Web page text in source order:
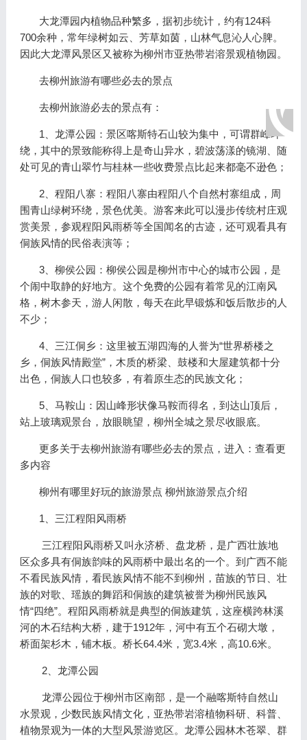
大龙潭园内植物品种繁多，据初步统计，约有124科
700余种，常年绿树如云、芳草如茵，山林气息沁人心脾。
因此大龙潭风景区又被称为柳州市亚热带岩溶景观植物园。
去柳州旅游有哪些必去的景点
去柳州旅游必去的景点有：
1、龙潭公园：景区喀斯特石山较为集中，可谓群峰环
绕，其中的景致能称得上是奇山异水，碧波荡漾的镜湖、随
处可见的青山翠竹与桂林一些收费景点比起来都毫不逊色；
2、程阳八寨：程阳八寨由程阳八个自然村寨组成，周
围青山绿树环绕，景色优美。游客来此可以漫步传统村庄观
赏美景，参观程阳风雨桥等全国闻名的古迹，还可观看具有
侗族风情的民俗表演等；
3、柳侯公园：柳侯公园是柳州市中心的城市公园，是
个闹中取静的好地方。这个免费的公园有着常见的江南风
格，树木参天，游人闲散，每天在此早锻炼和饭后散步的人
不少；
4、三江侗乡：这里被五湖四海的人誉为“世界桥楼之
乡，侗族风情殿堂”，木质的桥梁、鼓楼和大屋建筑都十分
出色，侗族人口也较多，有着原生态的民族文化；
5、马鞍山：因山峰形状像马鞍而得名，到达山顶后，
站上玻璃观景台，放眼眺望，柳州全城之景尽收眼底。
更多关于去柳州旅游有哪些必去的景点，进入：查看更
多内容
柳州有哪里好玩的旅游景点 柳州旅游景点介绍
1、三江程阳风雨桥
三江程阳风雨桥又叫永济桥、盘龙桥，是广西壮族地
区众多具有侗族韵味的风雨桥中最出名的一个。到广西不能
不看民族风情，看民族风情不能不到柳州，苗族的节日、壮
族的对歌、瑶族的舞蹈和侗族的建筑被誉为柳州民族风
情“四绝”。程阳风雨桥就是典型的侗族建筑，这座横跨林溪
河的木石结构大桥，建于1912年，河中有五个石砌大墩，
桥面架杉木，铺木板。桥长64.4米，宽3.4米，高10.6米。
2、龙潭公园
龙潭公园位于柳州市区南部，是一个融喀斯特自然山
水景观，少数民族风情文化，亚热带岩溶植物科研、科普、
植物景观为一体的大型风景游览区。龙潭公园林木苍翠、群